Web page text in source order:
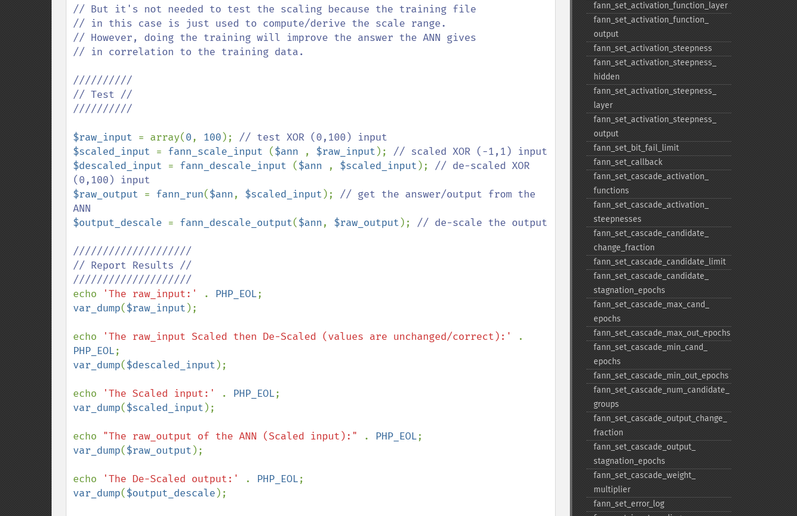
// But it's not needed to test the scaling because the training file
// in this case is just used to compute/derive the scale range.
// However, doing the training will improve the answer the ANN gives
// in correlation to the training data.
//////////
// Test //
//////////
$raw_input = array(0, 100 );
$scaled_input = fann_scale_input ($ann , $raw_input );
$descaled_input = fann_descale_input ($ann , $scaled_input ); // de-scaled XOR
$raw_output = fann_run($ann, $scaled_input ); // get the answer/output from the
$output_descale = fann_descale_output($ann, $raw_output ); // de-scale the output
////////////////////
// Report Results //
echo
'The raw_input:' . PHP_EOL
var_dump($raw_input );
echo 'The raw_input Scaled then De-Scaled (values are unchanged/correct):'
PHP_EOL
var_dump($descaled_input );
echo 'The Scaled input:' . PHP_EOL
var_dump($scaled_input );
echo "The raw_output of the ANN (Scaled input):" . PHP_EOL
var_dump($raw_output );
echo 'The De-Scaled output:' . PHP_EOL
var_dump($output_descale );
fann_​set_​activation_​function_​layer
fann_​set_​activation_​function_​
output
fann_​set_​activation_​steepness
fann_​set_​activation_​steepness_​
hidden
fann_​set_​activation_​steepness_​
layer
fann_​set_​activation_​steepness_​
output
fann_​set_​bit_​fail_​limit
fann_​set_​callback
fann_​set_​cascade_​activation_​
functions
fann_​set_​cascade_​activation_​
steepnesses
fann_​set_​cascade_​candidate_​
change_​fraction
fann_​set_​cascade_​candidate_​limit
fann_​set_​cascade_​candidate_​
stagnation_​epochs
fann_​set_​cascade_​max_​cand_​
epochs
fann_​set_​cascade_​max_​out_​epochs
fann_​set_​cascade_​min_​cand_​
epochs
fann_​set_​cascade_​min_​out_​epochs
fann_​set_​cascade_​num_​candidate_​
groups
fann_​set_​cascade_​output_​change_​
fraction
fann_​set_​cascade_​output_​
stagnation_​epochs
fann_​set_​cascade_​weight_​
multiplier
fann_​set_​error_​log